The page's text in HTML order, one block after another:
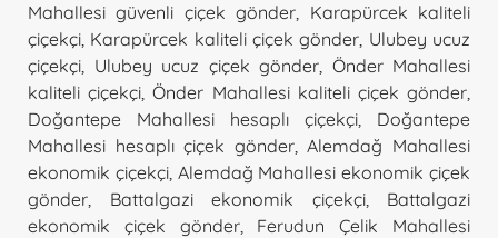
Mahallesi güvenli çiçek gönder, Karapürcek kaliteli
çiçekçi, Karapürcek kaliteli çiçek gönder, Ulubey ucuz
çiçekçi, Ulubey ucuz çiçek gönder, Önder Mahallesi
kaliteli çiçekçi,Önder Mahallesi kaliteli çiçek gönder,
Doğantepe Mahallesi hesaplı çiçekçi, Doğantepe
Mahallesi hesaplı çiçek gönder,Alemdağ Mahallesi
ekonomik çiçekçi, Alemdağ Mahallesi ekonomik çiçek
gönder, Battalgazi ekonomik çiçekçi, Battalgazi
ekonomik çiçek gönder, Ferudun Çelik Mahallesi